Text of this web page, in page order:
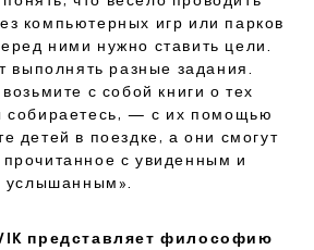
компьютерных игр или парков
ними нужно ставить цели.
выполнять разные задания.
с собой книги о тех
собираетесь, — с их помощью
детей в поездке, а они смогут
прочитанное с увиденным и
услышанным».
представляет философию